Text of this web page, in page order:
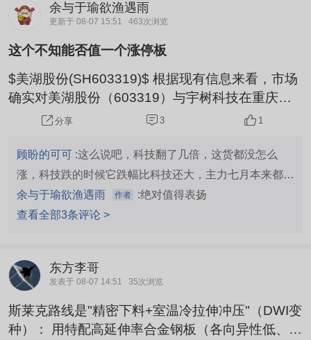
余与于瑜欲渔遇雨
更新于 08-07 15:51 463次浏览
这个不知能否值一个涨停板
$美湖股份(SH603319)$ 根据现有信息来看，市场
确实对美湖股份（603319）与宇树科技在重庆的
合作抱有积极预期，主要基于双方在产业布局和供
份已公开确认，向宇树科技配套的减速器关节模组
零部件已进入正常量产交付阶段。这为双方在重庆
的进一步合作奠定了基础。 2.产能布局高度重合：
美湖股份在重庆西部生产研发基地规划了年产10万
分享 3 1
顾盼的可可 :这么说吧，科技翻了几倍，这货都没怎么
涨，科技跌的时候它跌幅比科技还大，主力七月本来都弃
庄了，这次回来只是趁着宇树上市再捞一波罢了。液冷泵
的订单到现在还是0，前期炒作透支的资金都在30+套牢
余与于瑜欲渔遇雨 作者 :绝对值得表扬
查看全部3条评论 >
东方李哥
发表于 08-07 14:51 35次浏览
斯莱克路线是"精密下料+室温冷拉伸冲压"（DWI变
种）： 用特配高延伸率合金钢板（各向异性低、球